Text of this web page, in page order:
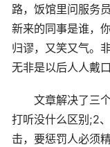
路，饭馆里问服务
新来的同事是谁，
归谬，又笑又气。
无非是以后人人戴
文章解决了三个
打听没什么区别;2
击，要惩罚人必须